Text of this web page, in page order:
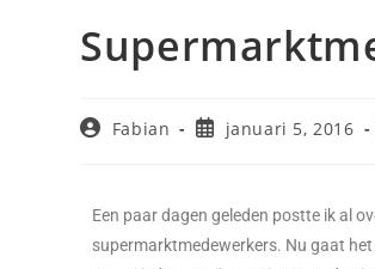
Fabian januari 5, 2016
Een paar dagen geleden postte ik al
supermarktmedewerkers. Nu gaat